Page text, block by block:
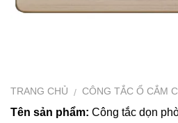
TRANG CHỦ / CÔNG TẮC Ổ CẮM
Tên sản phẩm: Công tắc dọn